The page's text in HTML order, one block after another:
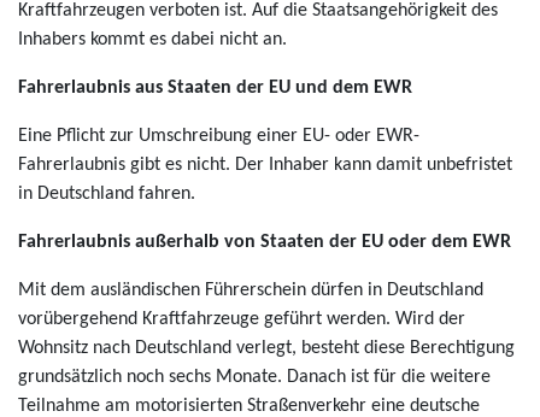
Kraftfahrzeugen verboten ist. Auf die Staatsangehörigkeit des
Inhabers kommt es dabei nicht an.
Fahrerlaubnis aus Staaten der EU und dem EWR
Eine Pflicht zur Umschreibung einer EU- oder EWR-
Fahrerlaubnis gibt es nicht. Der Inhaber kann damit unbefristet
in Deutschland fahren.
Fahrerlaubnis außerhalb von Staaten der EU oder dem EWR
Mit dem ausländischen Führerschein dürfen in Deutschland
vorübergehend Kraftfahrzeuge geführt werden. Wird der
Wohnsitz nach Deutschland verlegt, besteht diese Berechtigung
grundsätzlich noch sechs Monate. Danach ist für die weitere
Teilnahme am motorisierten Straßenverkehr eine deutsche